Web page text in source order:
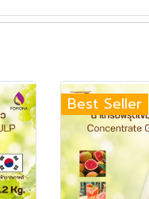
Best Seller